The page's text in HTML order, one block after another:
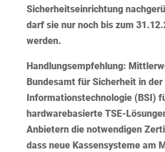
Sicherheitseinrichtung
darf sie nur noch bis zum
werden.
Handlungsempfehlung:
Bundesamt für Sicherheit in der
Informationstechnologie (BSI)
hardwarebasierte TSE-
Anbietern die notwendigen
dass neue Kassensysteme am